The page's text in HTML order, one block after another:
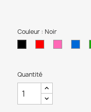
Couleur : Noir
Quantité